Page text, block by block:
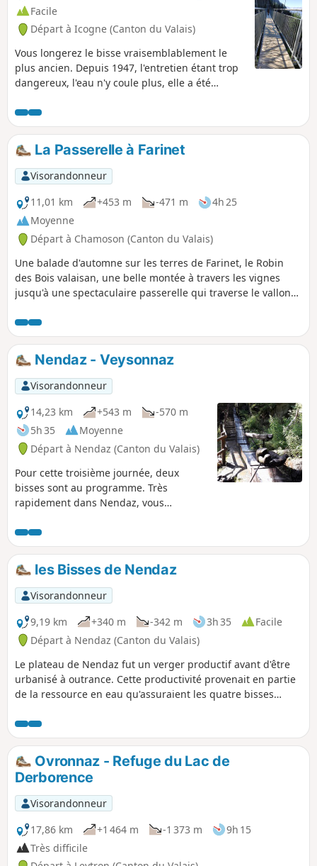
Facile
Départ à Icogne (Canton du Valais)
Vous longerez le bisse vraisemblablement le
plus ancien. Depuis 1947, l'entretien étant trop
dangereux, l'eau n'y coule plus, elle a été
sont très intéressants à lire. Le sentier peut être
impressionnant car on suit souvent une
plateforme en pleine paroi, comme l'indique
une des photos. A signaler une passerelle
himalayenne, large mais néanmoins
impressionnante, longue de 124m, construite
en 2020. Circuit très bien sécurisé. Prolongation
jusqu'au barrage de Tseuzier et retour en bus
possible, sinon retour par le même tracé.
Attention : compte tenu de la configuration du
terrain, le dénivelé affiché est très surestimé.
Compter de l'ordre de 150 m.
La Passerelle à Farinet
Visorandonneur
11,01 km
+453 m -471 m
4h 25
Moyenne
Départ à Chamoson (Canton du Valais)
Une balade d'automne sur les terres de Farinet, le Robin
des Bois valaisan, une belle montée à travers les vignes
jusqu'à une spectaculaire passerelle qui traverse le vallon
particulière mais la passerelle est fortement déconseillée
aux personnes sujettes au vertige. Les bains thermaux de
Saillon, à 500 m de l'arrivée, peuvent vous offrir une bonne
décontraction à la fin de la journée.
Nendaz - Veysonnaz
Visorandonneur
14,23 km
+543 m
-570 m
5h 35
Moyenne
Départ à Nendaz (Canton du Valais)
Pour cette troisième journée, deux
bisses sont au programme. Très
rapidement dans Nendaz, vous
courant, puis après Planchouet, vous
musarderez le long du magnifique
"Grand Bisse de Vex". En face la vallée
du Rhône est souvent présente, vous
distinguerez nettement les vallées de
Derborance et de Sanetsch, Le Mont
Gond, Le Wildhorn et son glacier.
les Bisses de Nendaz
Visorandonneur
9,19 km
+340 m -342 m 3h 35
Facile
Départ à Nendaz (Canton du Valais)
Le plateau de Nendaz fut un verger productif avant d'être
urbanisé à outrance. Cette productivité provenait en partie
de la ressource en eau qu'assuraient les quatre bisses
cours de deux de ces rigoles façonnées de la main de
l'homme et relie également deux chapelles de village. Un
parcours facile, ombragé et rafraîchissant pour une journée
chaude.Ovronnaz - Refuge du Lac de
Derborence
Visorandonneur
17,86 km
+1 464 m -1 373 m
9h 15
Très difficile